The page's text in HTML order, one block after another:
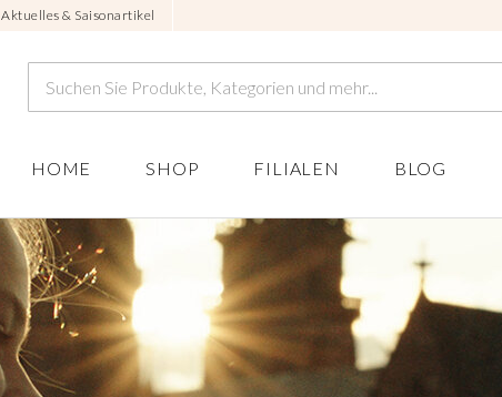
Aktuelles & Saisonartikel
HOME SHOP FILIALEN BLOG